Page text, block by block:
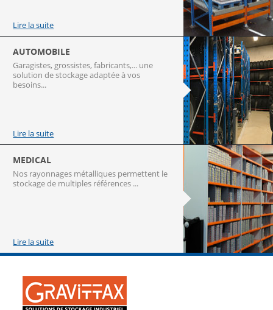
Lire la suite
AUTOMOBILE
Garagistes, grossistes, fabricants,... une
solution de stockage adaptée à vos
besoins...
Lire la suite
MEDICAL
Nos rayonnages métalliques permettent le
stockage de multiples références ...
Lire la suite